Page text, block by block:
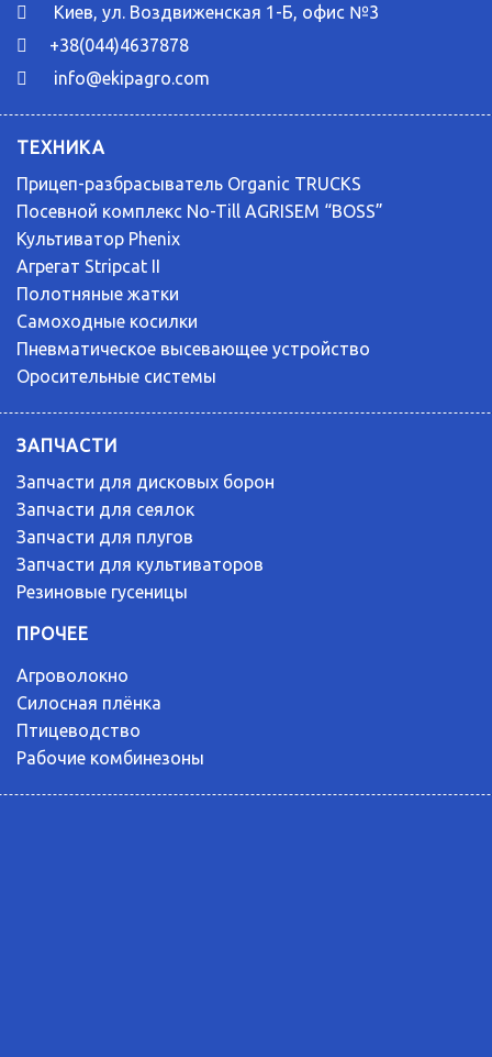
Киев, ул. Воздвиженская 1-Б, офис №3
+38(044)4637878
info@ekipagro.com
ТЕХНИКА
Прицеп-разбрасыватель Organic TRUCKS
Посевной комплекс No-Till AGRISEM “BOSS”
Культиватор Phenix
Агрегат Stripcat II
Полотняные жатки
Самоходные косилки
Пневматическое высевающее устройство
Оросительные системы
ЗАПЧАСТИ
Запчасти для дисковых борон
Запчасти для сеялок
Запчасти для плугов
Запчасти для культиваторов
Резиновые гусеницы
ПРОЧЕЕ
Агроволокно
Силосная плёнка
Птицеводство
Рабочие комбинезоны